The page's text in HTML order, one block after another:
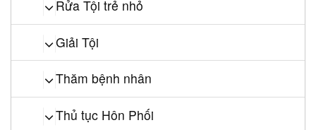
Rửa Tội trẻ nhỏ
Giải Tội
Thăm bệnh nhân
Thủ tục Hôn Phối